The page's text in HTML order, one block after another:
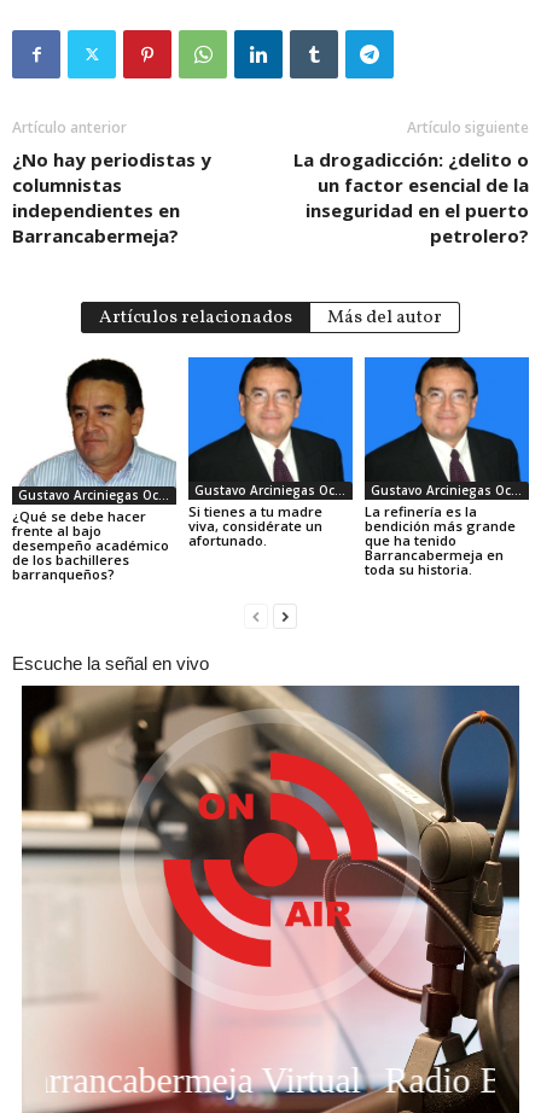
Artículo anterior
¿No hay periodistas y
columnistas
independientes en
Barrancabermeja?
Artículo siguiente
La drogadicción: ¿delito o
un factor esencial de la
inseguridad en el puerto
petrolero?
Artículos relacionados Más del autor
Gustavo Arciniegas Ocapo
¿Qué se debe hacer
frente al bajo
desempeño académico
de los bachilleres
barranqueños?
Gustavo Arciniegas Ocapo
Si tienes a tu madre
viva, considérate un
afortunado.
Gustavo Arciniegas Ocapo
La refinería es la
bendición más grande
que ha tenido
Barrancabermeja en
toda su historia.
Escuche la señal en vivo